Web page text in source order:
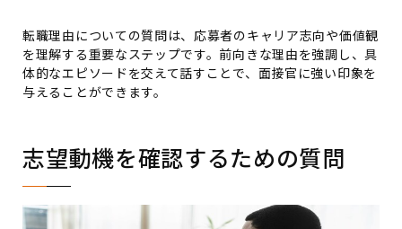
転職理由についての質問は、応募者のキャリア志向や価値観
を理解する重要なステップです。前向きな理由を強調し、具
体的なエピソードを交えて話すことで、面接官に強い印象を
与えることができます。
志望動機を確認するための質問